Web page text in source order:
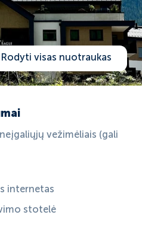
Rodyti visas nuotraukas
vežimėliais (gali
internetas
stotelė